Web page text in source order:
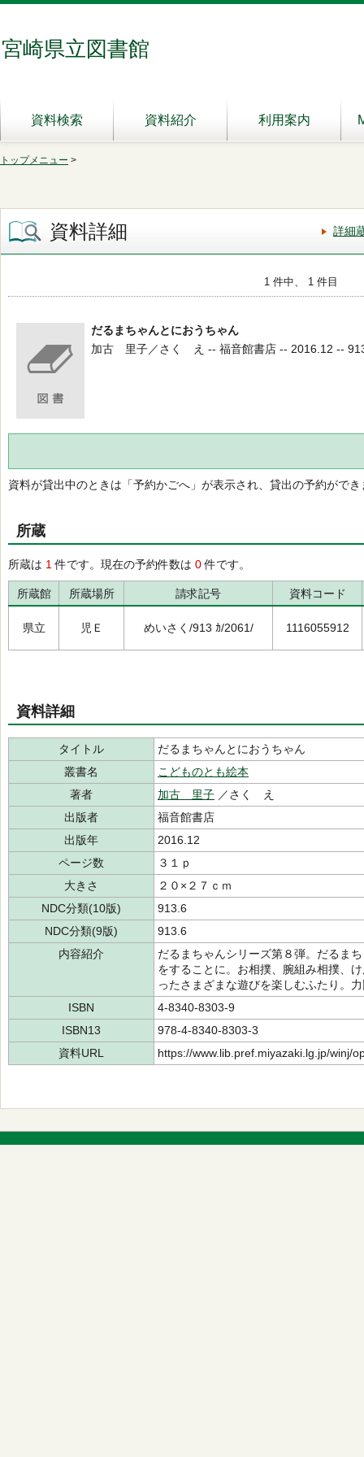
宮崎県立図書館
資料検索 資料紹介 利用案内
トップメニュー >
資料詳細 詳細
1 件中、 1 件目
だるまちゃんとにおうちゃん
加古 里子／さく え -- 福音館書店 -- 2016.12 --
資料が貸出中のときは「予約かごへ」が表示され、貸出の予約ができ
所蔵
所蔵は 1 件です。現在の予約件数は 0件です。
所蔵館 所蔵場所 請求記号 資料コード
県立 児Ｅ めいさく/913 ｶ/2061/ 1116055912
資料詳細
タイトル
だるまちゃんとにおうちゃん
叢書名
こどものとも絵本
著者
加古 里子 ／さく え
出版者
福音館書店
出版年
2016.12
ページ数
３１ｐ
大きさ
２０×２７ｃｍ
NDC分類(10版)
913.6
NDC分類(9版)
913.6
内容紹介
だるまちゃんシリーズ第８弾。だるま
をすることに。お相撲、腕組み相撲、
ったさまざまな遊びを楽しむふたり。
ISBN
4-8340-8303-9
ISBN13
978-4-8340-8303-3
資料URL
https://www.lib.pref.miyazaki.lg.jp/winj/